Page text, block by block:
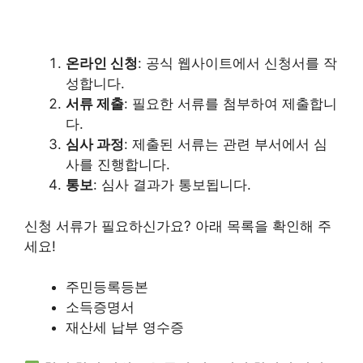
온라인 신청: 공식 웹사이트에서 신청서를 작
성합니다.
서류 제출: 필요한 서류를 첨부하여 제출합니
다.
심사 과정: 제출된 서류는 관련 부서에서 심
사를 진행합니다.
통보: 심사 결과가 통보됩니다.
신청 서류가 필요하신가요? 아래 목록을 확인해 주
세요!
주민등록등본
소득증명서
재산세 납부 영수증